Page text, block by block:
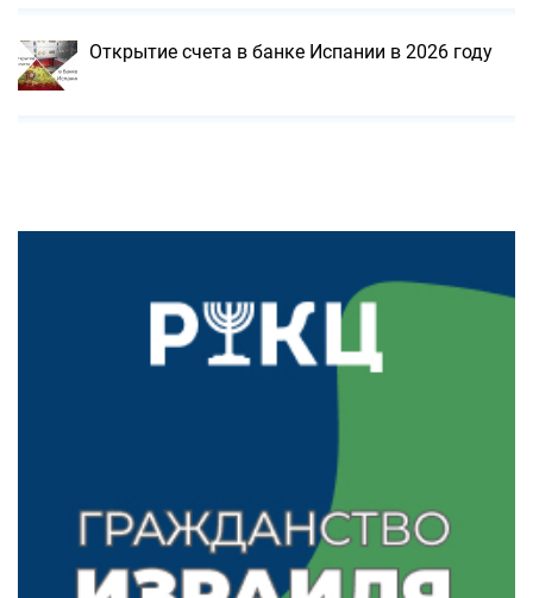
Открытие счета в банке Испании в 2026 году